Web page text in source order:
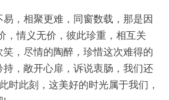
易，相聚更难，同窗数载，那是因
，情义无价，彼此珍重，相互关
，尽情的陶醉，珍惜这次难得的
，敞开心扉，诉说衷肠，我们还
时此刻，这美好的时光属于我们，